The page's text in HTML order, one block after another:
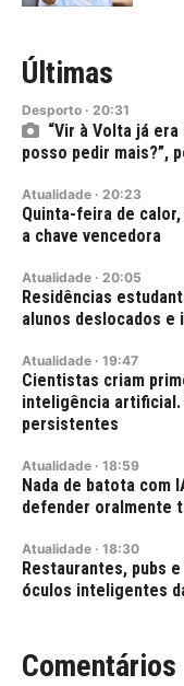
Últimas
Desporto · 20:31
“Vir à Volta já
posso pedir mais?”,
Atualidade · 20:23
Quinta-feira de
a chave vencedora
Atualidade · 20:05
Residências
alunos deslocados e
Atualidade · 19:47
Cientistas criam
inteligência
persistentes
Atualidade · 18:59
Nada de batota com
defender oralmente
Atualidade · 18:30
Restaurantes, pubs
óculos inteligentes
Comentários